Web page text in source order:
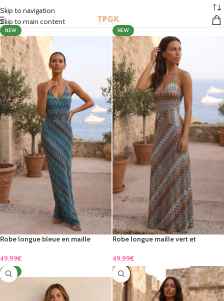
Skip to navigation
Skip to main content
STOCK EN FRANCE | MONDIAL RELAY GRATUIT À PARTIR DE 50 EUROS
NEW
Robe longue bleue en maille
style Riviera chic | TPGK
49,99€
NEW
Robe longue maille vert et
style Riviera chic | TPGK
49,99€
NEW